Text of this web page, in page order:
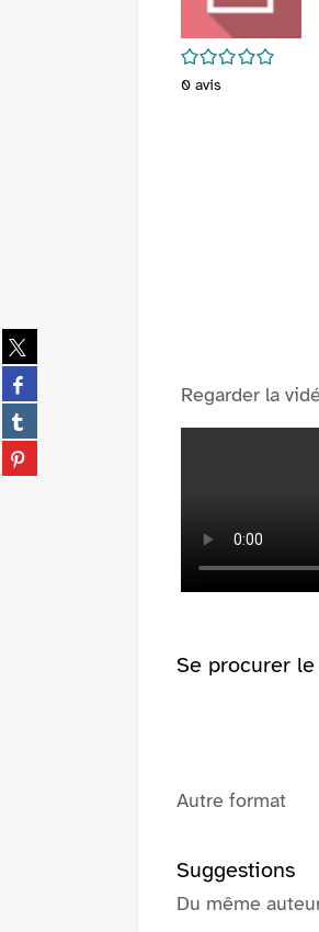
Partager
sur
twitter
(Nouvelle
fenêtre)
Partager
sur
facebook
(Nouvelle
fenêtre)
Partager
sur
tumblr
Partager
sur
/5
0 avis
Regarder la
Se procurer
Autre format
Suggestions
Du même